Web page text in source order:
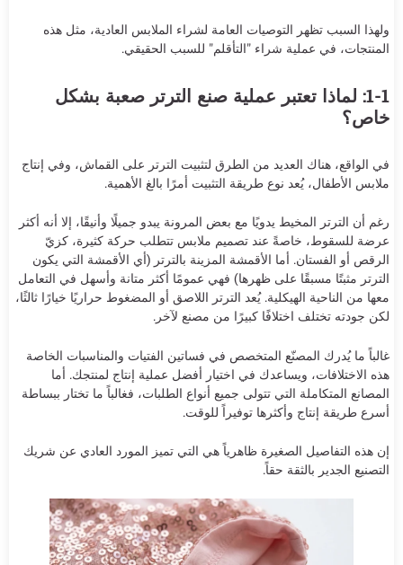
ولهذا السبب تظهر التوصيات العامة لشراء الملابس العادية، مثل هذه
المنتجات، في عملية شراء "التأقلم" للسبب الحقيقي.
1-1: لماذا تعتبر عملية صنع الترتر صعبة بشكل
خاص؟
في الواقع، هناك العديد من الطرق لتثبيت الترتر على القماش، وفي إنتاج
ملابس الأطفال، يُعد نوع طريقة التثبيت أمرًا بالغ الأهمية.
رغم أن الترتر المخيط يدويًا مع بعض المرونة يبدو جميلًا وأنيقًا، إلا أنه أكثر
عرضة للسقوط، خاصةً عند تصميم ملابس تتطلب حركة كثيرة، كزيّ
الرقص أو الفستان. أما الأقمشة المزينة بالترتر (أي الأقمشة التي يكون
الترتر مثبتًا مسبقًا على ظهرها) فهي عمومًا أكثر متانة وأسهل في التعامل
معها من الناحية الهيكلية. يُعد الترتر اللاصق أو المضغوط حراريًا خيارًا ثالثًا،
لكن جودته تختلف اختلافًا كبيرًا من مصنع لآخر.
غالباً ما يُدرك المصنّع المتخصص في فساتين الفتيات والمناسبات الخاصة
هذه الاختلافات، ويساعدك في اختيار أفضل عملية إنتاج لمنتجك. أما
المصانع المتكاملة التي تتولى جميع أنواع الطلبات، فغالباً ما تختار ببساطة
أسرع طريقة إنتاج وأكثرها توفيراً للوقت.
إن هذه التفاصيل الصغيرة ظاهرياً هي التي تميز المورد العادي عن شريك
التصنيع الجدير بالثقة حقاً.